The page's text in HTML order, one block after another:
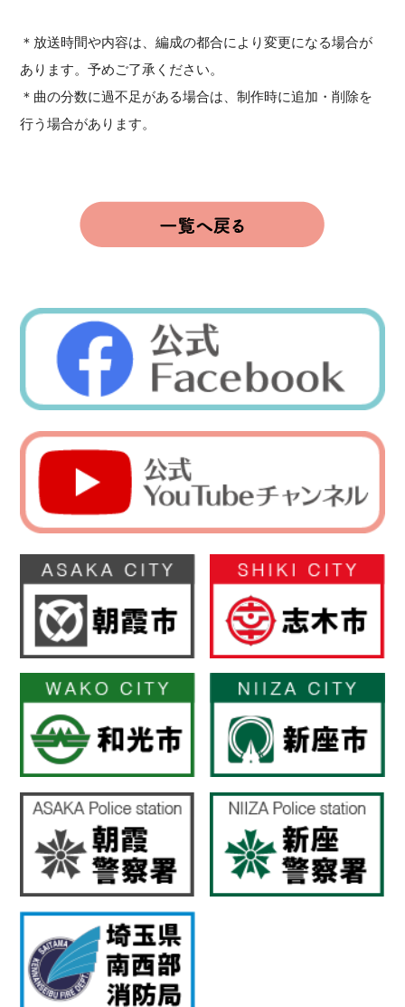
＊放送時間や内容は、編成の都合により変更になる場合が
あります。予めご了承ください。
＊曲の分数に過不足がある場合は、制作時に追加・削除を
行う場合があります。